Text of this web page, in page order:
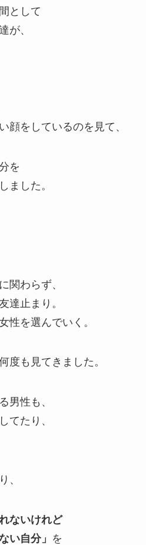
として
が、
顔をしているのを見て、
を
ました。
関わらず、
達止まり。
性を選んでいく。
度も見てきました。
男性も、
てたり、
、
ないけれど
い自分」 を